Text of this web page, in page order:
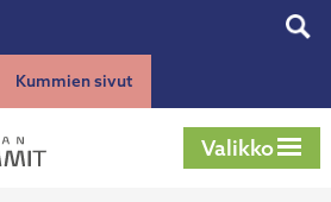
Valikko
Kummien sivut